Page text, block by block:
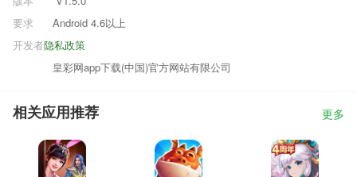
要求
Android 4.6以上
隐私政策
开发者
皇彩网app下载(中国)官方网站有限公司
相关应用推荐 更多